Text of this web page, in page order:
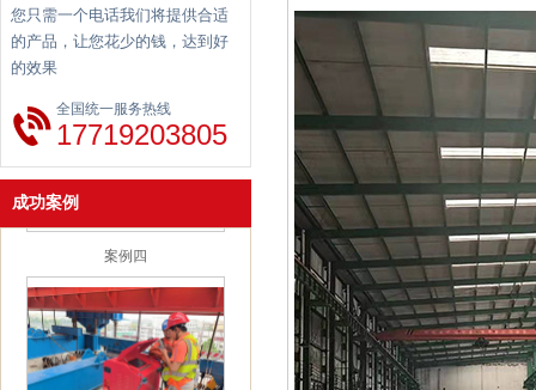
您只需一个电话我们将提供合适
的产品，让您花少的钱，达到好
的效果
全国统一服务热线
17719203805
成功案例
案例二
案例四